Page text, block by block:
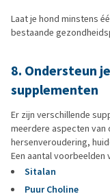
Laat je hond minstens
bestaande
8. Ondersteun
supplementen
Er zijn verschillende
meerdere aspecten van
hersenveroudering,
Een aantal voorbeelden
Sitalan
Puur Choline